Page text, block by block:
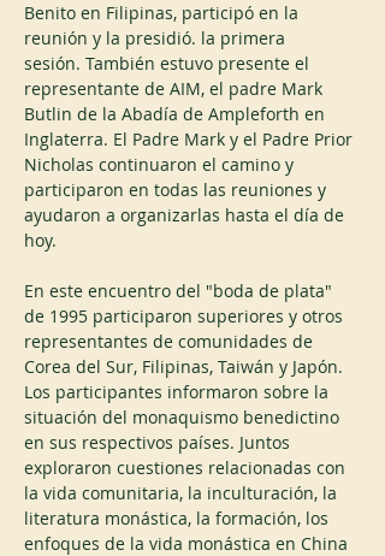
Benito en Filipinas, participó en la
reunión y la presidió. la primera
sesión. También estuvo presente el
representante de AIM, el padre Mark
Butlin de la Abadía de Ampleforth en
Inglaterra. El Padre Mark y el Padre Prior
Nicholas continuaron el camino y
participaron en todas las reuniones y
ayudaron a organizarlas hasta el día de
hoy.
En este encuentro del "boda de plata"
de 1995 participaron superiores y otros
representantes de comunidades de
Corea del Sur, Filipinas, Taiwán y Japón.
Los participantes informaron sobre la
situación del monaquismo benedictino
en sus respectivos países. Juntos
exploraron cuestiones relacionadas con
la vida comunitaria, la inculturación, la
literatura monástica, la formación, los
enfoques de la vida monástica en China